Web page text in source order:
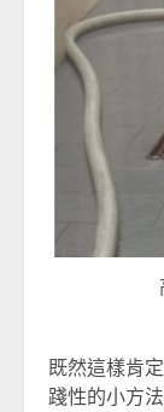
既然這樣肯
踐性的小方